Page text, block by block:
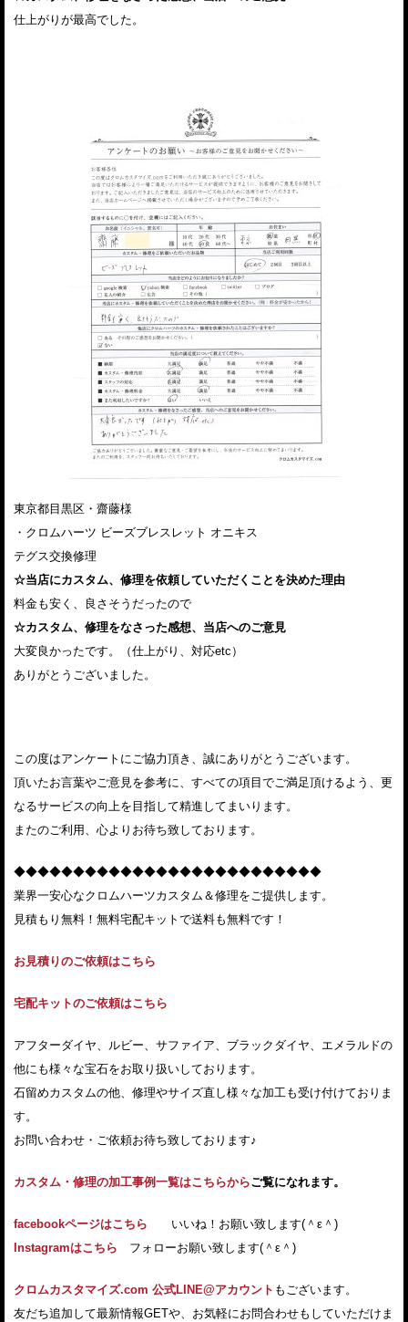
仕上がりが最高でした。
東京都目黒区・齋藤様
・クロムハーツ ビーズブレスレット オニキス
テグス交換修理
☆当店にカスタム、修理を依頼していただくことを決めた理由
料金も安く、良さそうだったので
☆カスタム、修理をなさった感想、当店へのご意見
大変良かったです。（仕上がり、対応etc）
ありがとうございました。
この度はアンケートにご協力頂き、誠にありがとうございます。
頂いたお言葉やご意見を参考に、すべての項目でご満足頂けるよう、更
なるサービスの向上を目指して精進してまいります。
またのご利用、心よりお待ち致しております。
◆◆◆◆◆◆◆◆◆◆◆◆◆◆◆◆◆◆◆◆◆◆◆◆◆◆
業界一安心なクロムハーツカスタム＆修理をご提供します。
見積もり無料！無料宅配キットで送料も無料です！
お見積りのご依頼はこちら
宅配キットのご依頼はこちら
アフターダイヤ、ルビー、サファイア、ブラックダイヤ、エメラルドの
他にも様々な宝石をお取り扱いしております。
石留めカスタムの他、修理やサイズ直し様々な加工も受け付けておりま
す。
お問い合わせ・ご依頼お待ち致しております♪
カスタム・修理の加工事例一覧はこちらからご覧になれます。
facebookページはこちら いいね！お願い致します(＾ε＾)
Instagramはこちら フォローお願い致します(＾ε＾)
クロムカスタマイズ.com 公式LINE@アカウント もございます。
友だち追加して最新情報GETや、お気軽にお問合わせもしていただけま